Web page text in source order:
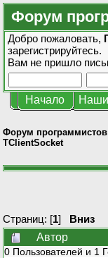
Форум
Добро пожаловать,
зарегистрируйтесь.
Вам не пришло
Начало
Форум программистов
TClientSocket
Страниц: [1] Вниз
Автор
0 Пользователей и 1